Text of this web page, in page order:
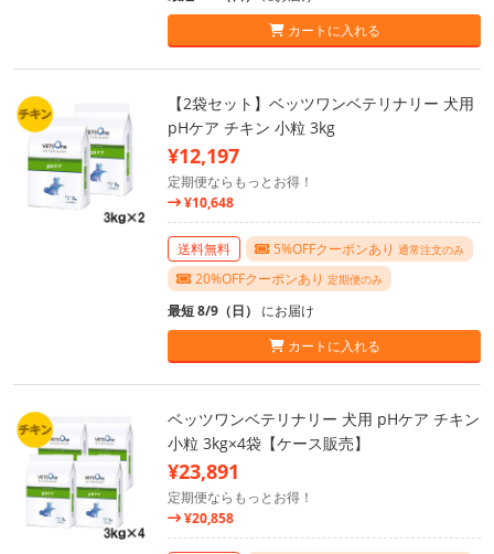
カートに入れる
【2袋セット】ベッツワンベテリナリー 犬用
pHケア チキン 小粒 3kg
¥12,197
定期便ならもっとお得！
¥10,648
送料無料 5%OFFクーポンあり 通常注文のみ
20%OFFクーポンあり 定期便のみ
最短 8/9（日） にお届け
カートに入れる
ベッツワンベテリナリー 犬用 pHケア チキン
小粒 3kg×4袋【ケース販売】
¥23,891
定期便ならもっとお得！
¥20,858